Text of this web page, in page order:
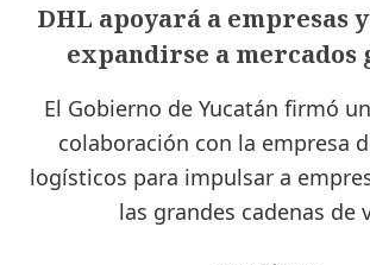
DHL apoyará a empresas
expandirse a mercados
El Gobierno de Yucatán firmó
colaboración con la empresa
logísticos para impulsar a
las grandes cadenas de